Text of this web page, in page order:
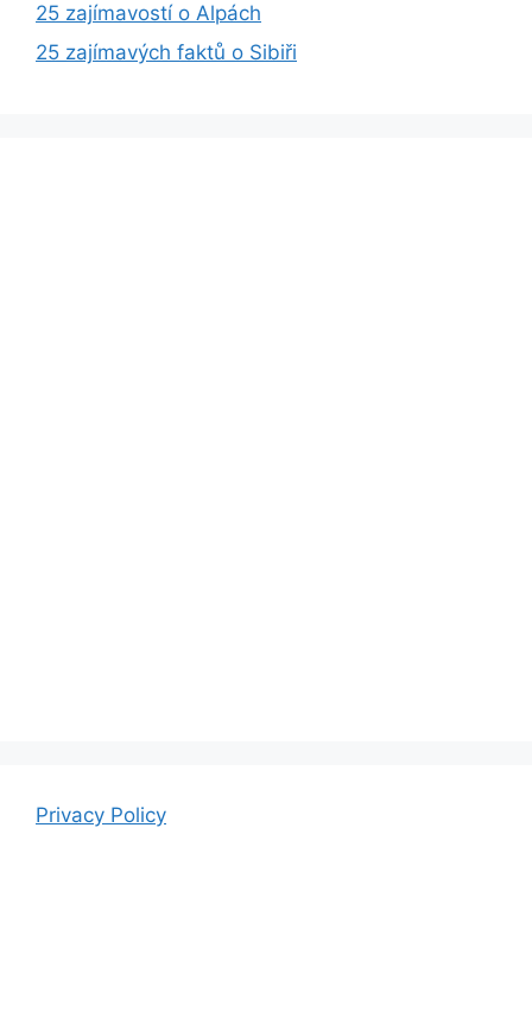
25 zajímavostí o Alpách
25 zajímavých faktů o Sibiři
Privacy Policy